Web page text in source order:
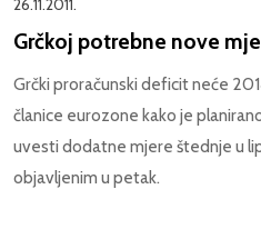
26.11.2011.
Grčkoj potrebne nove
Grčki proračunski deficit neće
članice eurozone kako je
uvesti dodatne mjere štednje u
objavljenim u petak.